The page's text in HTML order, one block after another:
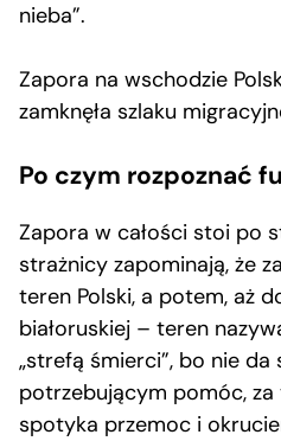
nieba”.
Zapora na wschodzie
zamknęła szlaku
Po czym rozpoznać
Zapora w całości stoi po
strażnicy zapominają, że
teren Polski, a potem, aż
białoruskiej – teren
„strefą śmierci”, bo nie
potrzebującym pomóc,
spotyka przemoc i